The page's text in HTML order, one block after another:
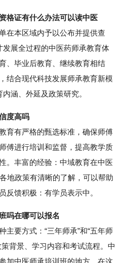
格证有什么办法可以读中医
本区域内予以公布并提供查
展全过程的中医药师承教育体
、毕业后教育、继续教育相结
结合现代科技发展师承教育新模
涵、外延及政策研究。
度高吗
有严格的甄选标准，确保师傅
傅进行培训和监督，提高教学质
。丰富的经验：中域教育在中医
地政策有清晰的了解，可以帮助
反馈积极：有学员表示中。
吗在哪可以报名
要方式：“三年师承”和“五年师
背景、学习内容和考试流程。中
加中医师承培训班的地方，在这